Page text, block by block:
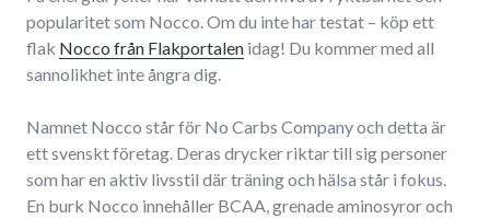
popularitet som Nocco. Om du inte har testat – köp ett
flak Nocco från Flakportalen idag! Du kommer med all
sannolikhet inte ångra dig.
Namnet Nocco står för No Carbs Company och detta är
ett svenskt företag. Deras drycker riktar till sig personer
som har en aktiv livsstil där träning och hälsa står i fokus.
En burk Nocco innehåller BCAA, grenade aminosyror och